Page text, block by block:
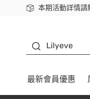
本期活動詳情請
下載app最高回
Lilyeve
最新會員優惠